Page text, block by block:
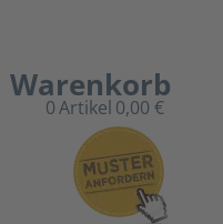
Warenkorb
0Artikel 0,00 €